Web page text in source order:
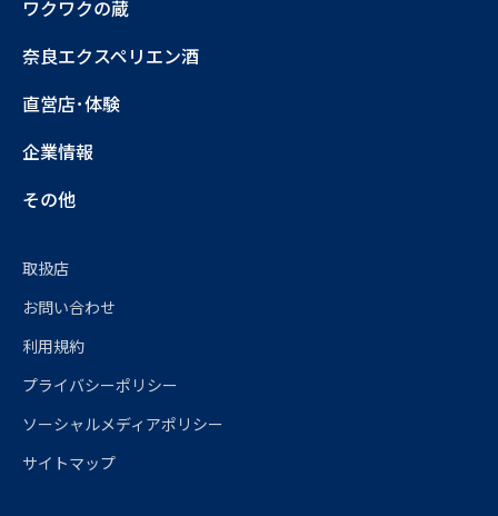
ワクワクの蔵
奈良エクスペリエン酒
直営店･体験
企業情報
その他
取扱店
お問い合わせ
利用規約
プライバシーポリシー
ソーシャルメディアポリシー
サイトマップ